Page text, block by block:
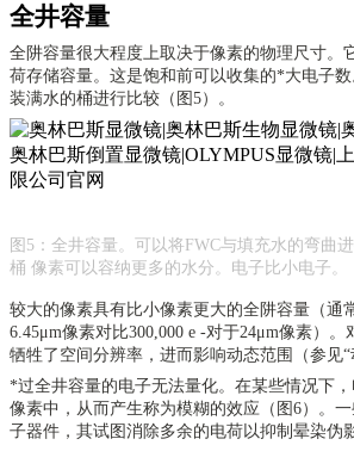
全井容量
全阱容量很大程度上取决于像素的物理尺寸。
荷存储容量。这是饱和前可以收集的*大电子
装满水的桶进行比较（图 5）。
图 5：全井容量。可以将FWC与填充水的弯曲
桶 像素可以容纳更多的水分。电子比小电子。
较大的像素具有比小像素更大的全阱容量（通
6.45μm像素对比300,000 e -对于24μm像素）。
牺牲了空间分辨率，进而影响动态范围（参见“
*过全井容量的电子无法量化。在某些情况下
像素中，从而产生称为模糊的效应（图 6）。
子器件，其试图消除多余的电荷以抑制晕染伪